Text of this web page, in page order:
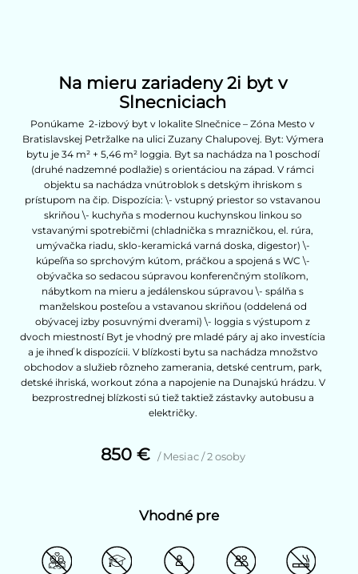
Na mieru zariadeny 2i byt v
Slnecniciach
Ponúkame 2-izbový byt v lokalite Slnečnice – Zóna Mesto v
Bratislavskej Petržalke na ulici Zuzany Chalupovej. Byt: Výmera
bytu je 34 m² + 5,46 m² loggia. Byt sa nachádza na 1 poschodí
(druhé nadzemné podlažie) s orientáciou na západ. V rámci
objektu sa nachádza vnútroblok s detským ihriskom s
prístupom na čip. Dispozícia: \- vstupný priestor so vstavanou
skriňou \- kuchyňa s modernou kuchynskou linkou so
vstavanými spotrebičmi (chladnička s mrazničkou, el. rúra,
umývačka riadu, sklo-keramická varná doska, digestor) \-
kúpeľňa so sprchovým kútom, práčkou a spojená s WC \-
obývačka so sedacou súpravou konferenčným stolíkom,
nábytkom na mieru a jedálenskou súpravou \- spálňa s
manželskou posteľou a vstavanou skriňou (oddelená od
obývacej izby posuvnými dverami) \- loggia s výstupom z
dvoch miestností Byt je vhodný pre mladé páry aj ako investícia
a je ihneď k dispozícii. V blízkosti bytu sa nachádza množstvo
obchodov a služieb rôzneho zamerania, detské centrum, park,
detské ihriská, workout zóna a napojenie na Dunajskú hrádzu. V
bezprostrednej blízkosti sú tiež taktiež zástavky autobusu a
električky.
850 € / Mesiac / 2 osoby
Vhodné pre